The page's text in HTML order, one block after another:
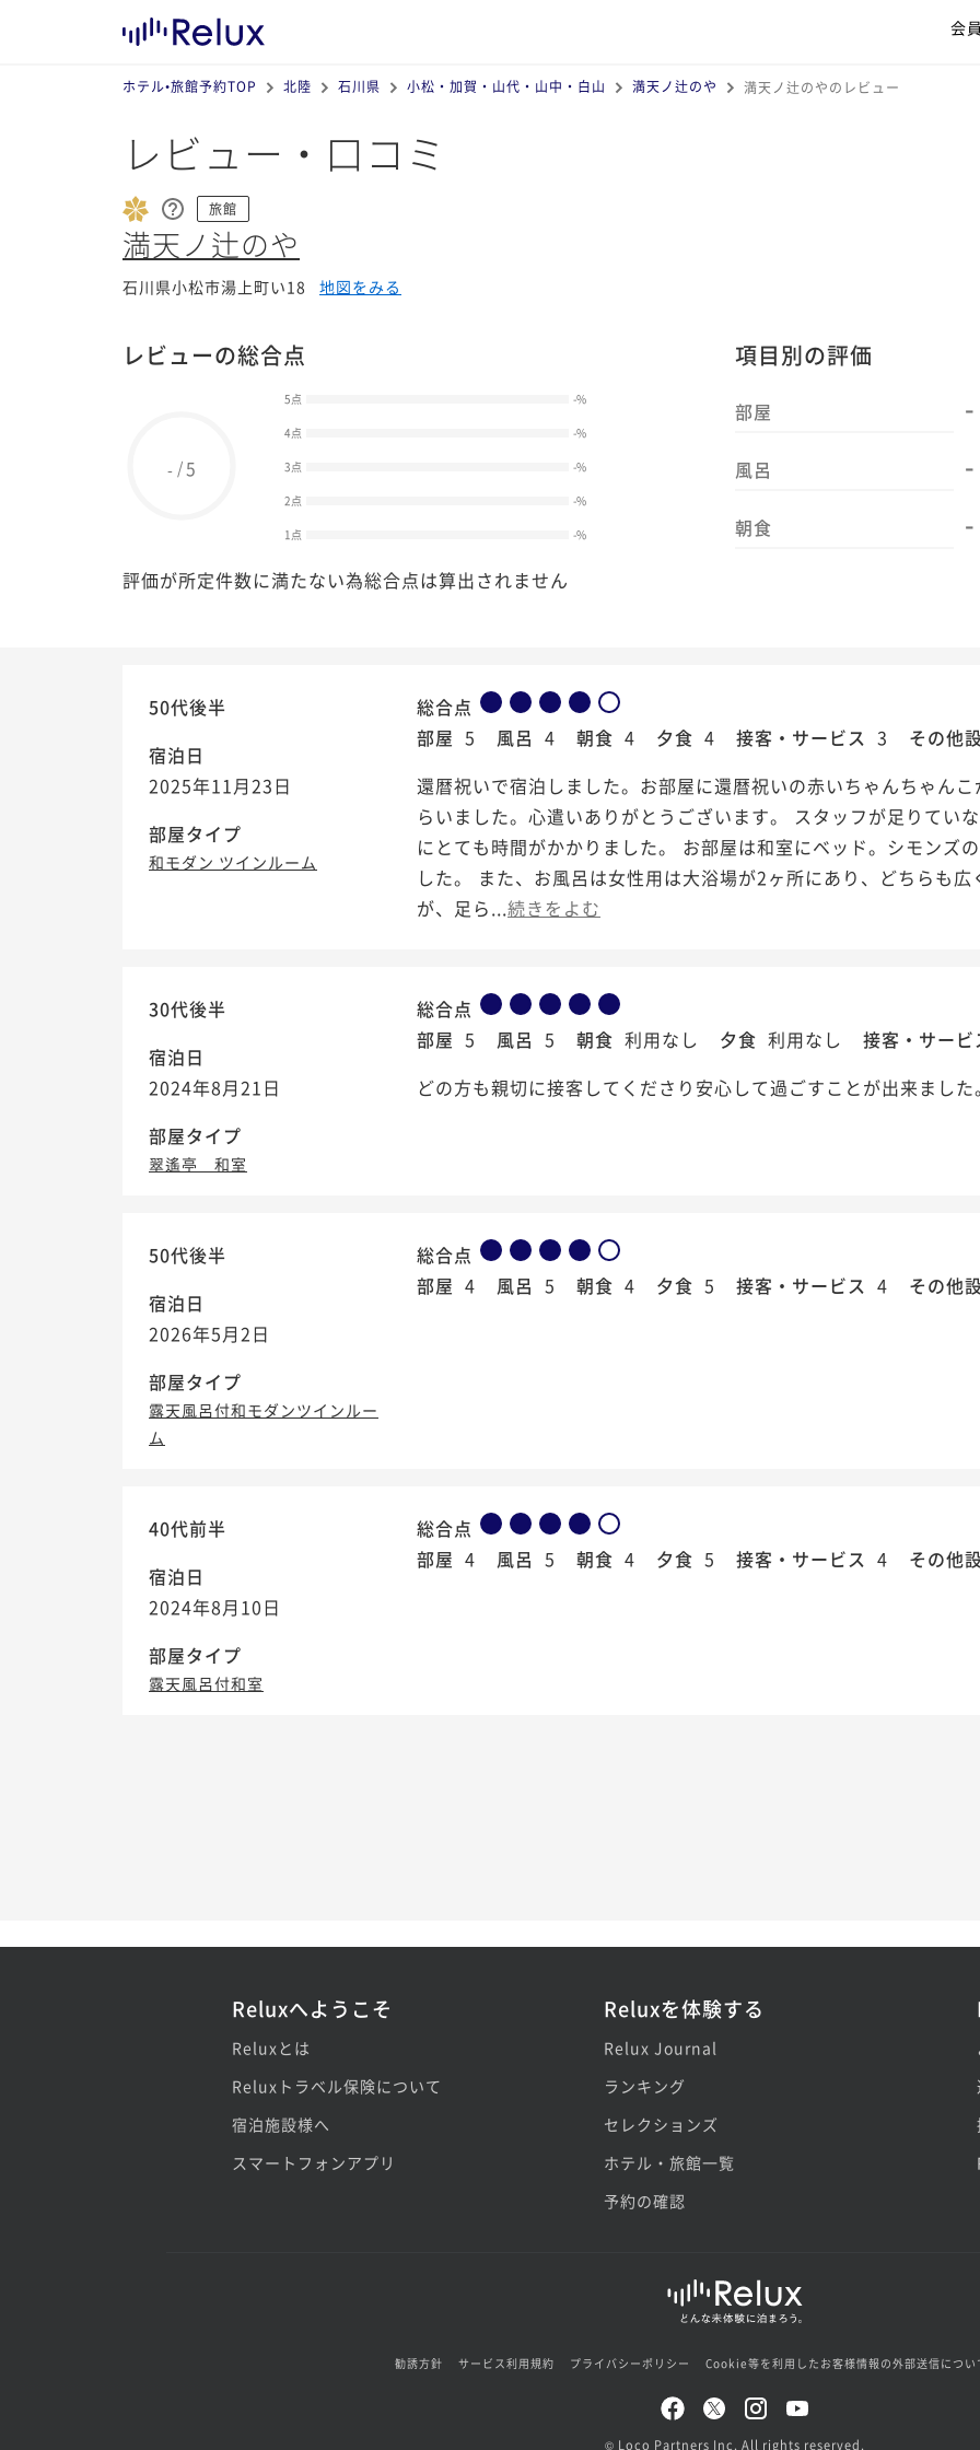
会
ホテル•旅館予約TOP 北陸 石川県 小松・加賀・山代・山中・白山 満天ノ辻のや 満天ノ辻のやのレビュー
レビュー・口コミ
旅館
満天ノ辻のや
石川県小松市湯上町い18 地図をみる
レビューの総合点
- /5
5点 -%
4点 -%
3点 -%
2点 -%
1点 -%
評価が所定件数に満たない為総合点は算出されません
項目別の評価
部屋 -
風呂 -
朝食 -
50代後半
宿泊日
2025年11月23日
部屋タイプ
和モダン ツインルーム
総合点
部屋 5 風呂 4 朝食 4 夕食 4 接客・サービス 3
その他
還暦祝いで宿泊しました。お部屋に還暦祝いの赤いちゃんちゃん
らいました。心遣いありがとうございます。 スタッフが足りてい
にとても時間がかかりました。 お部屋は和室にベッド。シモンズ
した。 また、お風呂は女性用は大浴場が2ヶ所にあり、どちらも
が、足ら...続きをよむ
30代後半
宿泊日
2024年8月21日
部屋タイプ
翠遙亭 和室
総合点
部屋 5 風呂 5 朝食 利用なし 夕食 利用なし
接客・サー
どの方も親切に接客してくださり安心して過ごすことが出来まし
50代後半
宿泊日
2026年5月2日
部屋タイプ
露天風呂付和モダンツインルー
ム
総合点
部屋 4 風呂 5 朝食 4 夕食 5 接客・サービス 4 その他
40代前半
宿泊日
2024年8月10日
部屋タイプ
露天風呂付和室
総合点
部屋 4 風呂 5 朝食 4 夕食 5 接客・サービス 4 その他
Reluxへようこそ
Reluxとは
Reluxトラベル保険について
宿泊施設様へ
スマートフォンアプリ
Reluxを体験する
Relux Journal
ランキング
セレクションズ
ホテル・旅館一覧
予約の確認
勧誘方針 サービス利用規約 プライバシーポリシー Cookie等を利用したお客様情報の外部送信につい
© Loco Partners Inc. All rights reserved.